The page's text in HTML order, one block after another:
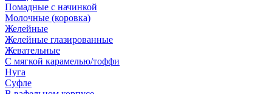
Помадные с начинкой
Молочные (коровка)
Желейные
Желейные глазированные
Жевательные
С мягкой карамелью/тоффи
Нуга
Суфле